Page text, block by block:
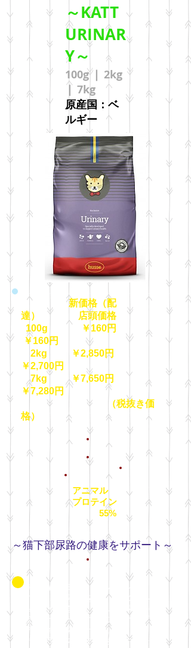
～KATT
URINAR
Y～
100g ❘ 2kg
❘ 7kg
原産国：ベ
ルギー
新価格（配
達） 店頭価格
100g ￥160円
￥160円
2kg ￥2,850円
￥2,700円
7kg ￥7,650円
￥7,280円
（税抜き価
格）
アニマル
プロテイン
55%
～猫下部尿路の健康をサポート～
本製品ははミネラルのバランスを調整
することで尿pHを低くしマグネシウ
ムの配合量を抑えることで尿路の健康
管理をサポートする、スーパープレミ
アムの総合栄養食です。
＊発育過程の子猫や、妊娠中・授乳中